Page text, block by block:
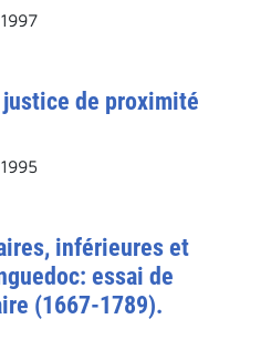
de proximité
inférieures et
essai de
(1667-1789).